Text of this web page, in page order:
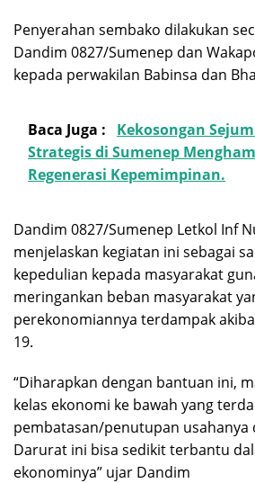
Penyerahan sembako dilakukan
Dandim 0827/Sumenep dan
kepada perwakilan Babinsa dan
Baca Juga :
Kekosongan
Strategis di Sumenep
Regenerasi Kepemimpinan.
Dandim 0827/Sumenep Letkol Inf
menjelaskan kegiatan ini sebagai
kepedulian kepada masyarakat
meringankan beban masyarakat
perekonomiannya terdampak
19.
“Diharapkan dengan bantuan ini,
kelas ekonomi ke bawah yang
pembatasan/penutupan usahanya
Darurat ini bisa sedikit terbantu
ekonominya” ujar Dandim